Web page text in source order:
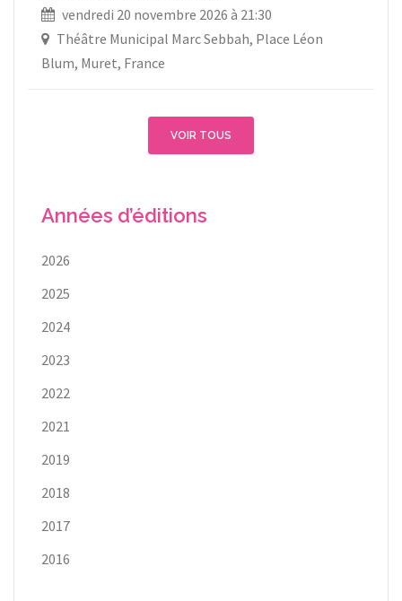
vendredi 20 novembre 2026 à 21:30
Théâtre Municipal Marc Sebbah, Place Léon
Blum, Muret, France
VOIR TOUS
Années d’éditions
2026
2025
2024
2023
2022
2021
2019
2018
2017
2016